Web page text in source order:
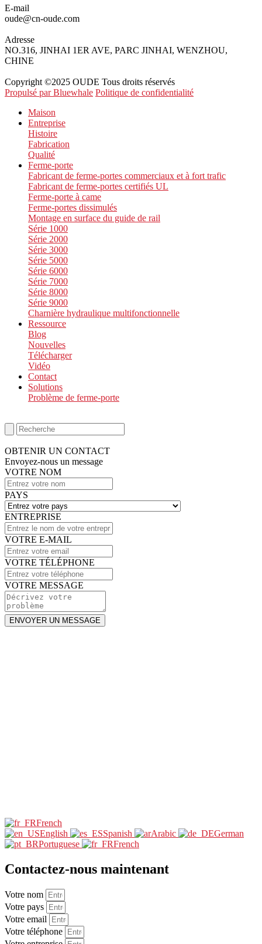
E-mail
oude@cn-oude.com
Adresse
NO.316, JINHAI 1ER AVE, PARC JINHAI, WENZHOU,
CHINE
Copyright ©2025 OUDE Tous droits réservés
Propulsé par Bluewhale Politique de confidentialité
Maison
Entreprise
Histoire
Fabrication
Qualité
Ferme-porte
Fabricant de ferme-portes commerciaux et à fort trafic
Fabricant de ferme-portes certifiés UL
Ferme-porte à came
Ferme-portes dissimulés
Montage en surface du guide de rail
Série 1000
Série 2000
Série 3000
Série 5000
Série 6000
Série 7000
Série 8000
Série 9000
Charnière hydraulique multifonctionnelle
Ressource
Blog
Nouvelles
Télécharger
Vidéo
Contact
Solutions
Problème de ferme-porte
OBTENIR UN CONTACT
Envoyez-nous un message
VOTRE NOM
PAYS
ENTREPRISE
VOTRE E-MAIL
VOTRE TÉLÉPHONE
VOTRE MESSAGE
ENVOYER UN MESSAGE
French
English
Spanish Arabic
German
Portuguese
French
Contactez-nous maintenant
Votre nom
Votre pays
Votre email
Votre téléphone